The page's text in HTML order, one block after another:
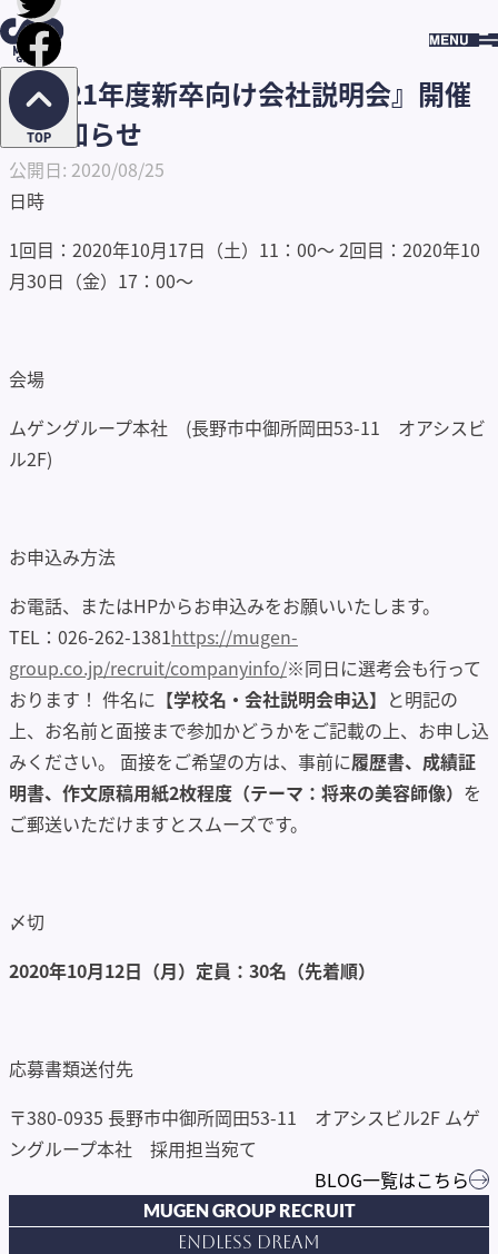
TOP
HOME
『2021年度新卒向け会社説明会』開催
のお知らせ
公開日: 2020/08/25
日時
1回目：2020年10月17日（土）11：00～ 2回目：2020年10
月30日（金）17：00～
会場
ムゲングループ本社 (長野市中御所岡田53-11 オアシスビ
ル2F)
お申込み方法
お電話、またはHPからお申込みをお願いいたします。
TEL：026-262-1381https://mugen-
group.co.jp/recruit/companyinfo/※同日に選考会も行って
おります！ 件名に 【学校名・会社説明会申込】 と明記の
上、お名前と面接まで参加かどうかをご記載の上、お申し込
みください。 面接をご希望の方は、事前に履歴書、成績証
明書、作文原稿用紙2枚程度（テーマ：将来の美容師像） を
ご郵送いただけますとスムーズです。
〆切
2020年10月12日（月）定員：30名（先着順）
応募書類送付先
〒380-0935 長野市中御所岡田53-11 オアシスビル2F ムゲ
ングループ本社 採用担当宛て
BLOG一覧はこちら
MUGEN GROUP RECRUIT
Endless Dream